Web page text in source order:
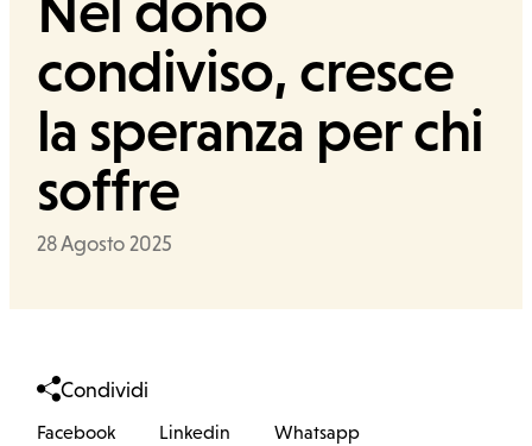
Ufficio stampa
condiviso, cresce
la speranza per chi
soffre
Data
28 Agosto 2025
Condividi
Facebook
Facebook Linkedin
Linkedin Whatsapp
Whatsapp